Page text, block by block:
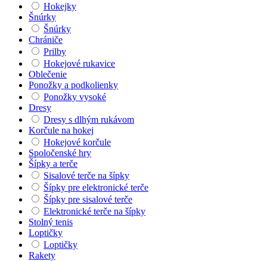
Hokejky
Šnúrky
Šnúrky
Chrániče
Prilby
Hokejové rukavice
Oblečenie
Ponožky a podkolienky
Ponožky vysoké
Dresy
Dresy s dlhým rukávom
Korčule na hokej
Hokejové korčule
Spoločenské hry
Šípky a terče
Sisalové terče na šípky
Šípky pre elektronické terče
Šípky pre sisalové terče
Elektronické terče na šípky
Stolný tenis
Loptičky
Loptičky
Rakety